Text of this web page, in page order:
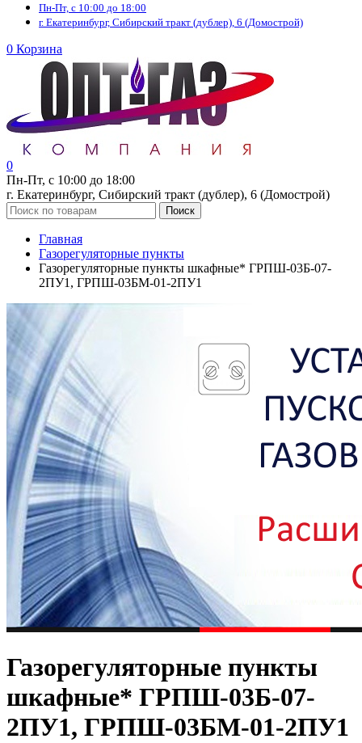
Пн-Пт, с 10:00 до 18:00
г. Екатеринбург, Сибирский тракт (дублер), 6 (Домострой)
0 Корзина
0
Пн-Пт, с 10:00 до 18:00
г. Екатеринбург, Сибирский тракт (дублер), 6 (Домострой)
Поиск
Главная
Газорегуляторные пункты
Газорегуляторные пункты шкафные* ГРПШ-03Б-07-
2ПУ1, ГРПШ-03БМ-01-2ПУ1
Газорегуляторные пункты
шкафные* ГРПШ-03Б-07-
2ПУ1, ГРПШ-03БМ-01-2ПУ1